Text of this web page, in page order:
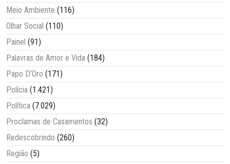
Meio Ambiente (116)
Olhar Social (110)
Painel (91)
Palavras de Amor e Vida (184)
Papo D'Oro (171)
Polícia (1.421)
Política (7.029)
Proclamas de Casamentos (32)
Redescobrindo (260)
Região (5)